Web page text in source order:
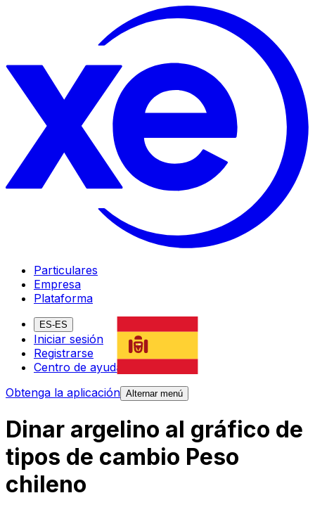
Particulares
Empresa
Plataforma
ES-ES
Iniciar sesión
Registrarse
Centro de ayuda
Obtenga la aplicación Alternar menú
Dinar argelino al gráfico de
tipos de cambio Peso
chileno